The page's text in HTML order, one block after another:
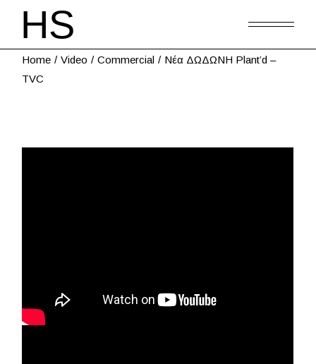
Home Video Commercial
Νέα ΔΩΔΩΝΗ Plant’d –
TVC